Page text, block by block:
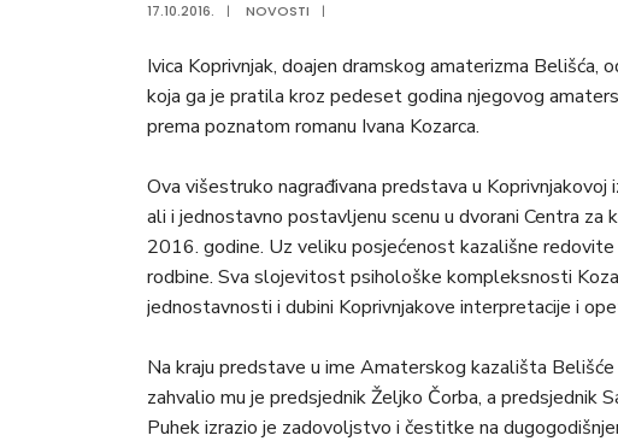
17.10.2016. | NOVOSTI |
Ivica Koprivnjak, doajen dramskog amaterizma Belišća,
koja ga je pratila kroz pedeset godina njegovog
prema poznatom romanu Ivana Kozarca.
Ova višestruko nagrađivana predstava u
ali i jednostavno postavljenu scenu u dvorani Centra
2016. godine. Uz veliku posjećenost kazališne
rodbine. Sva slojevitost psihološke kompleksnosti
jednostavnosti i dubini Koprivnjakove interpretacije i
Na kraju predstave u ime Amaterskog kazališta
zahvalio mu je predsjednik Željko Čorba, a predsjednik
Puhek izrazio je zadovoljstvo i čestitke na